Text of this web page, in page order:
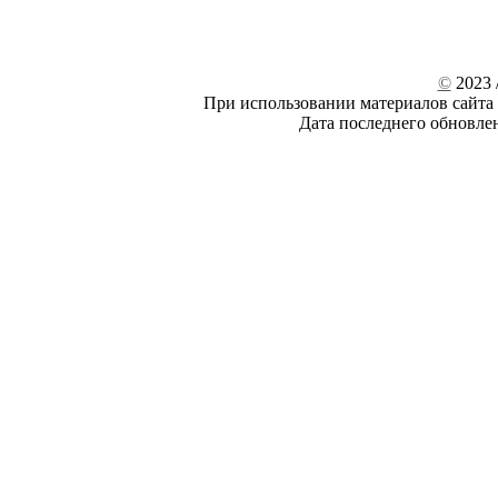
©2023
При использовании материалов
Дата последнего